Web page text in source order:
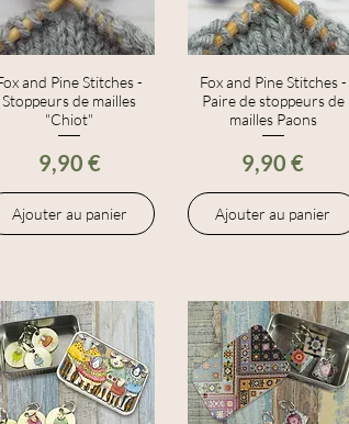
Aperçu rapide
and Pine Stitches -
Stoppeurs de mailles
"Chiot"
Prix
9,90 €
Ajouter au panier
Aperçu rapide
Fox and Pine Stitches -
Paire de stoppeurs de
mailles Paons
Prix
9,90 €
Ajouter au panier